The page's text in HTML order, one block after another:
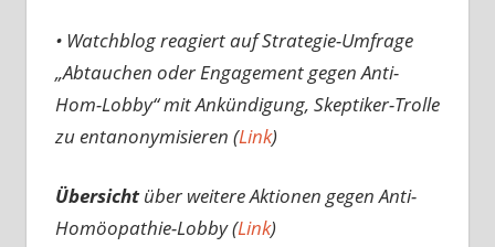
• Watchblog reagiert auf Strategie-Umfrage
„Abtauchen oder Engagement gegen Anti-
Hom-Lobby“ mit Ankündigung, Skeptiker-Trolle
zu entanonymisieren (Link)
Übersichtüber weitere Aktionen gegen Anti-
Homöopathie-Lobby (Link)